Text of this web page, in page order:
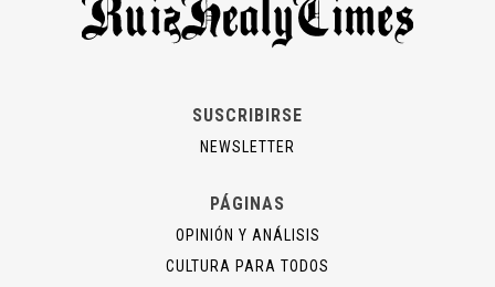
SUSCRIBIRSE
NEWSLETTER
PÁGINAS
OPINIÓN Y ANÁLISIS
CULTURA PARA TODOS